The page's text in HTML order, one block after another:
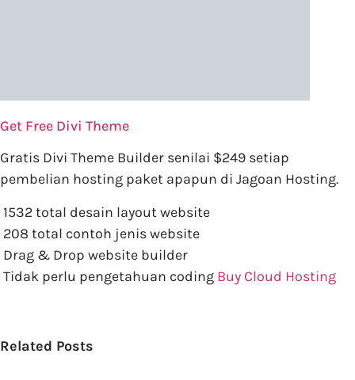
Get Free Divi Theme
Gratis Divi Theme Builder senilai $249 setiap
pembelian hosting paket apapun di Jagoan Hosting.
1532 total desain layout website
208 total contoh jenis website
Drag & Drop website builder
Tidak perlu pengetahuan coding Buy Cloud Hosting
Related Posts